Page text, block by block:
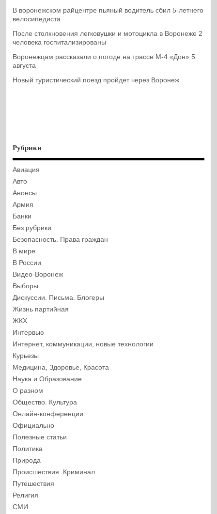
В воронежском райцентре пьяный водитель сбил 5-летнего
велосипедиста
После столкновения легковушки и мотоцикла в Воронеже 2
человека госпитализированы
Воронежцам рассказали о погоде на трассе М-4 «Дон» 5
августа
Новый туристический поезд пройдет через Воронеж
Рубрики
Авиация
Авто
Анонсы
Армия
Банки
Без рубрики
Безопасность. Права граждан
В мире
В России
Видео-Воронеж
Выборы
Дискуссии. Письма. Блогеры
Жизнь партийная
ЖКХ
Интервью
Интернет, коммуникации, новые технологии
Курьезы
Медицина, Здоровье, Красота
Наука и Образование
О разном
Общество. Культура
Онлайн-конференции
Официально
Полезные статьи
Политика
Природа
Происшествия. Криминал
Путешествия
Религия
СМИ